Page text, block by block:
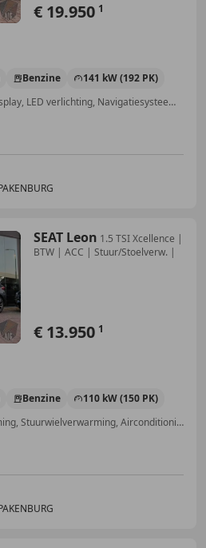
€ 19.950 1
Benzine
141 kW (192 PK)
Alarm, Open dak, Head-up display, LED verlichting, Navigatiesysteem, Zij-airbags, Stoelverwarming, Bandenspanningscontrole
SEAT Leon 1.5 TSI Xcellence |
BTW | ACC | Stuur/Stoelverw. |
€ 13.950 1
Benzine
110 kW (150 PK)
Getinte ramen, Stoelverwarming, Stuurwielverwarming, Airconditioning, Geheel digitaal combi-instrument, Spoiler, Alarm, Parkeerhulp met camera